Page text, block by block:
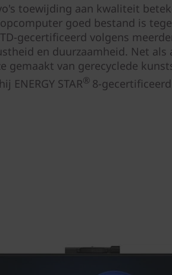
toewijding aan kwaliteit
goed bestand is
gecertificeerd volgens
en duurzaamheid. Net als
gemaakt van gerecyclede
ENERGY STAR® 8-